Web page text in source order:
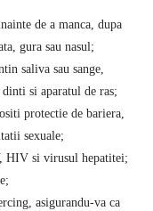
de a manca, dupa
gura sau nasul;
saliva sau sange,
si aparatul de ras;
protectie de bariera,
sexuale;
HIV si virusul hepatitei;
asigurandu-va ca